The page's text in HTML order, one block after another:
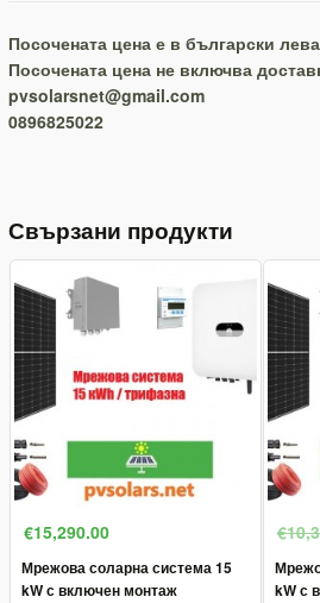
Посочената цена е в български
Посочената цена не включва
pvsolarsnet@gmail.com
0896825022
Свързани продукти
€15,290.00
Мрежова соларна система 15
kW с включен монтаж
kW с